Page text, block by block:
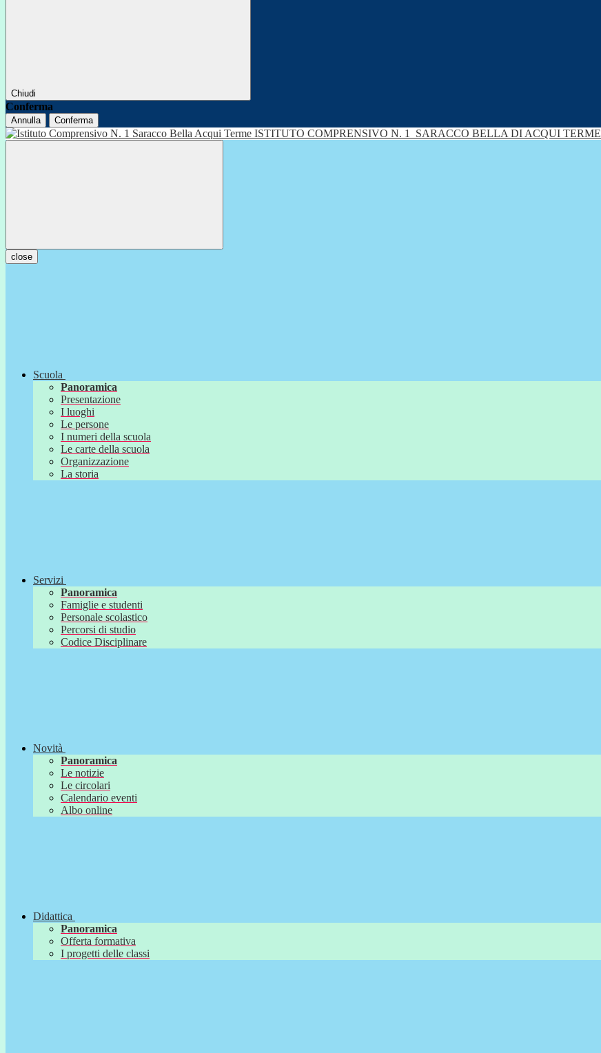
Chiudi
Conferma
Annulla Conferma
ISTITUTO COMPRENSIVO N. 1 SARACCO BELLA DI ACQUI TERME
close
Scuola
Panoramica
Presentazione
I luoghi
Le persone
I numeri della scuola
Le carte della scuola
Organizzazione
La storia
Servizi
Panoramica
Famiglie e studenti
Personale scolastico
Percorsi di studio
Codice Disciplinare
Novità
Panoramica
Le notizie
Le circolari
Calendario eventi
Albo online
Didattica
Panoramica
Offerta formativa
I progetti delle classi